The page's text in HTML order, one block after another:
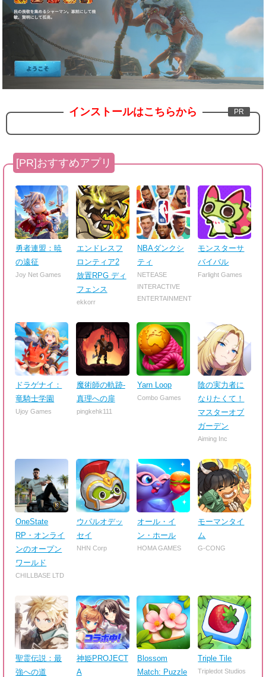
インストールはこちらから
勇者連盟：暁
の遠征
Joy Net Games
エンドレスフ
ロンティア2
放置RPG ディ
フェンス
ekkorr
NBAダンクシ
ティ
NETEASE
INTERACTIVE
ENTERTAINMENT
モンスターサ
バイバル
Farlight Games
ドラゲナイ：
竜騎士学園
Ujoy Games
魔術師の軌跡-
真理への扉
pingkehk111
Yarn Loop
Combo Games
陰の実力者に
なりたくて！
マスターオブ
ガーデン
Aiming Inc
OneState
RP・オンライ
ンのオープン
ワールド
CHILLBASE LTD
ウパルオデッ
セイ
NHN Corp
オール・イ
ン・ホール
HOMA GAMES
モーマンタイ
ム
G-CONG
聖霊伝説：最
強への道
神姫PROJECT
A
Blossom
Match: Puzzle
Triple Tile
Tripledot Studios